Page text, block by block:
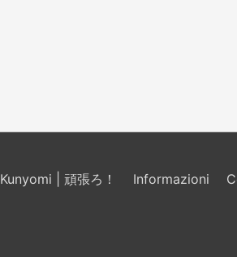
| 頑張ろ！ Informazioni